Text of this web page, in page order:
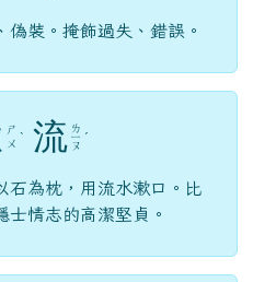
偽裝。掩飾過失、錯誤。
ㄕ
ㄨ ˋ 流 ㄌ
ㄧ
ㄡ
ˊ
石為枕，用流水漱口。比
士情志的高潔堅貞。